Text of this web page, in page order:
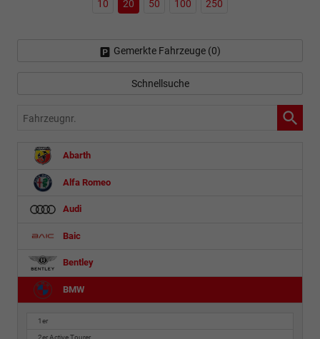
10 20 50 100 250
Gemerkte Fahrzeuge (0)
Schnellsuche
Fahrzeugnr.
Abarth
Alfa Romeo
Audi
Baic
Bentley
BMW
1er
2er Active Tourer